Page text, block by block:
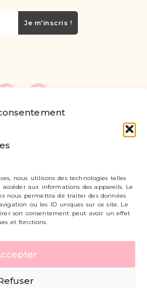
nous utilisons des technologies telles
aux informations des appareils. Le
nous permettra de traiter des données
ou les ID uniques sur ce site. Le
son consentement peut avoir un effet
et fonctions.
Je m'inscris !